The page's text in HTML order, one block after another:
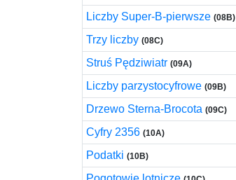
Liczby Super-B-pierwsze (08B)
Trzy liczby (08C)
Struś Pędziwiatr (09A)
Liczby parzystocyfrowe (09B)
Drzewo Sterna-Brocota (09C)
Cyfry 2356 (10A)
Podatki (10B)